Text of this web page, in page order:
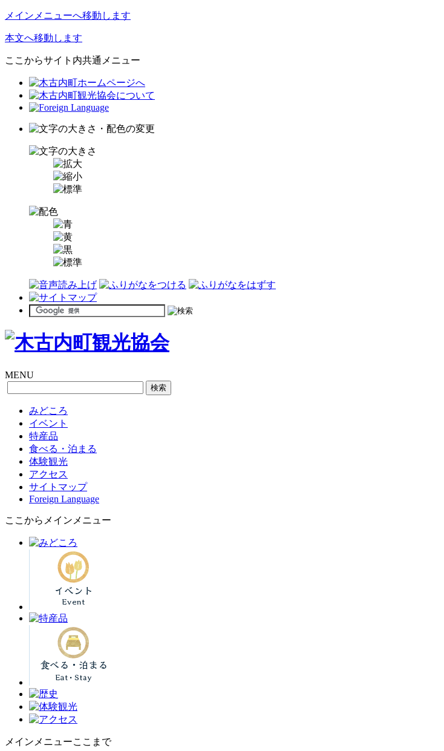
メインメニューへ移動します
本文へ移動します
ここからサイト内共通メニュー
MENU
みどころ
イベント
特産品
食べる・泊まる
体験観光
アクセス
サイトマップ
Foreign Language
ここからメインメニュー
メインメニューここまで